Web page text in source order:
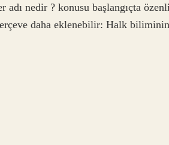
nedir ? konusu başlangıçta
daha eklenebilir: Halk